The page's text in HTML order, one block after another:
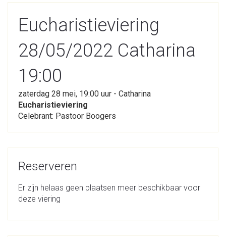
Eucharistieviering
28/05/2022 Catharina
19:00
zaterdag 28 mei, 19:00 uur - Catharina
Eucharistieviering
Celebrant: Pastoor Boogers
Reserveren
Er zijn helaas geen plaatsen meer beschikbaar voor
deze viering